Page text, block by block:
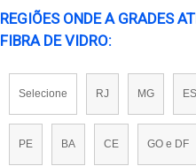
REGIÕES ONDE A GRADES
FIBRA DE VIDRO:
Selecione RJ MG ES
PE BA CE GO e DF